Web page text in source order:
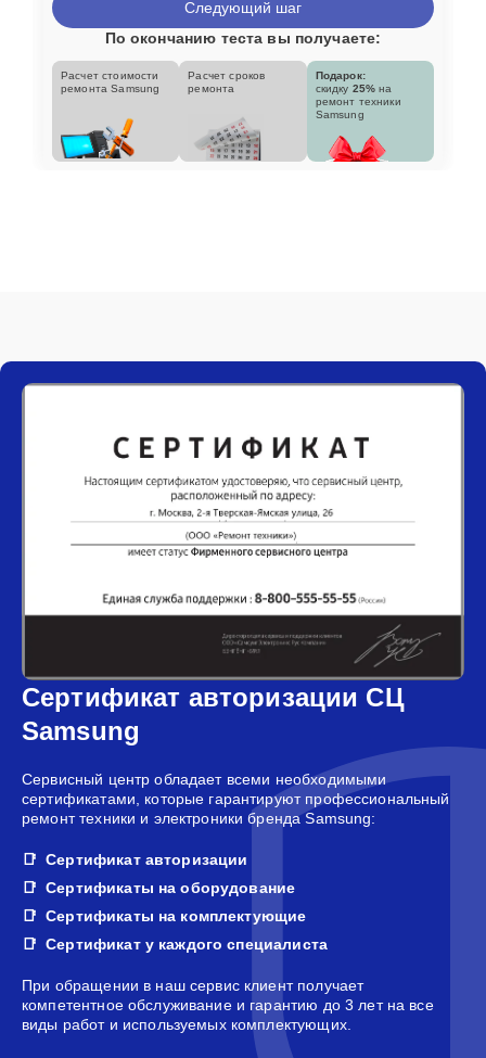
Следующий шаг
По окончанию теста вы получаете:
Расчет стоимости
ремонта Samsung
Расчет сроков
ремонта
Подарок:
скидку 25% на
ремонт техники
Samsung
Сертификат авторизации СЦ
Samsung
Сервисный центр обладает всеми необходимыми
сертификатами, которые гарантируют профессиональный
ремонт техники и электроники бренда Samsung:
Сертификат авторизации
Сертификаты на оборудование
Сертификаты на комплектующие
Сертификат у каждого специалиста
При обращении в наш сервис клиент получает
компетентное обслуживание и гарантию до 3 лет на все
виды работ и используемых комплектующих.